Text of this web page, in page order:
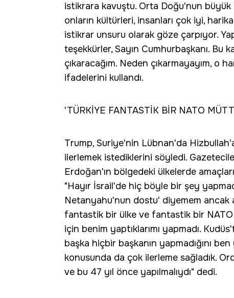
istikrara kavuştu. Orta Doğu'nun büyük
onların kültürleri, insanları çok iyi,
istikrar unsuru olarak göze çarpıyor.
teşekkürler, Sayın Cumhurbaşkanı.
çıkaracağım. Neden çıkarmayayım, o
ifadelerini kullandı.
'TÜRKİYE FANTASTİK BİR NATO
Trump, Suriye'nin Lübnan'da
ilerlemek istediklerini söyledi.
Erdoğan'ın bölgedeki ülkelerde
"Hayır İsrail'de hiç böyle bir şey
Netanyahu'nun dostu' diyemem ancak
fantastik bir ülke ve fantastik bir NATO
için benim yaptıklarımı yapmadı.
başka hiçbir başkanın yapmadığını
konusunda da çok ilerleme sağladık.
ve bu 47 yıl önce yapılmalıydı" dedi.